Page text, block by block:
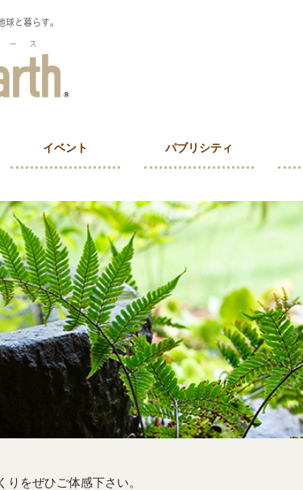
球と暮らす。
イベント パブリシティ
をぜひご体感下さい。